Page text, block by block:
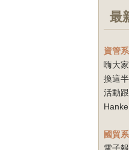
最
資管系
嗨大
換這
活動
國貿系